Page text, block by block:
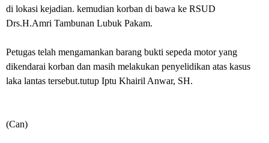
di lokasi kejadian. kemudian korban di bawa ke RSUD
Drs.H.Amri Tambunan Lubuk Pakam.
Petugas telah mengamankan barang bukti sepeda motor yang
dikendarai korban dan masih melakukan penyelidikan atas kasus
laka lantas tersebut.tutup Iptu Khairil Anwar, SH.
(Can)